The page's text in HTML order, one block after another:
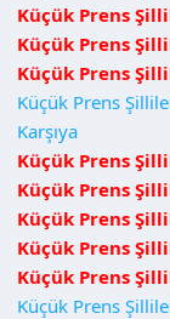
Küçük Prens
Küçük Prens
Küçük Prens
Küçük Prens
Karşıya
Küçük Prens
Küçük Prens
Küçük Prens
Küçük Prens
Küçük Prens
Küçük Prens